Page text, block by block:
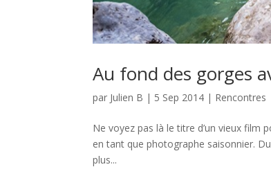
Au fond des gorges
par Julien B | 5 Sep 2014 | Rencontres
Ne voyez pas là le titre d’un vieux film
en tant que photographe saisonnier.
plus...